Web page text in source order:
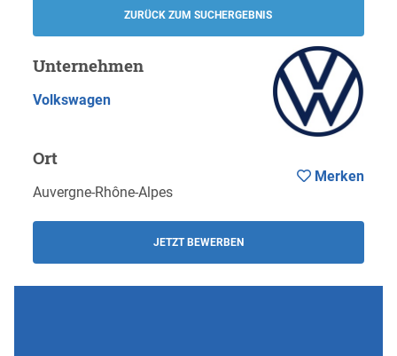
ZURÜCK ZUM SUCHERGEBNIS
Unternehmen
Volkswagen
Ort
Auvergne-Rhône-Alpes
JETZT BEWERBEN
Merken